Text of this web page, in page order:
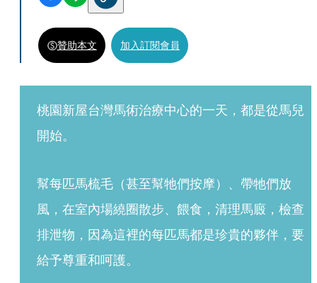
贊助本文 加入訂閱會員
桃園新屋台灣馬術治療中心的一天，都是從馬兒
開始。
幫每匹馬梳毛（甚至幫牠們按摩）、帶牠們放
風，在室內場繞圈散步、餵食，清理馬廄，檢查
排泄物，因為這裡的每匹馬都是珍貴的夥伴，要
給予尊重和呵護。